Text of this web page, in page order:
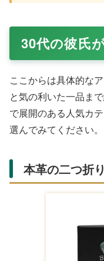
30代の彼氏
ここからは具体的な
と気の利いた一品ま
で展開のある人気カ
選んでみてください。
本革の二つ折